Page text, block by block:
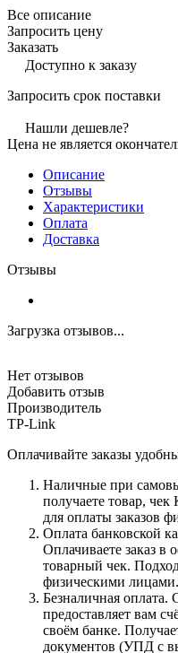
Все описание
Запросить цену
Заказать
Доступно к заказу
Запросить срок поставки
Нашли дешевле?
Цена не является
Описание
Отзывы
Характеристики
Оплата
Доставка
Отзывы
Загрузка отзывов...
Нет отзывов
Добавить отзыв
Производитель
TP-Link
Оплачивайте заказы
Наличные при
получаете товар,
для оплаты заказов
Оплата банковской
Оплачиваете заказ в
товарный чек.
физическими лицами.
Безналичная оплата.
предоставляет вам
своём банке.
документов (УПД с